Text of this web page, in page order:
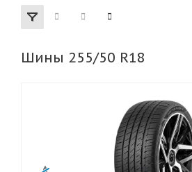
R22
155 165 185
285 295
Шины 255/50 R18